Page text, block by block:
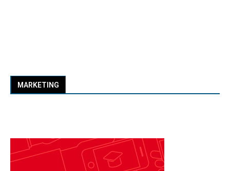
MARKETING